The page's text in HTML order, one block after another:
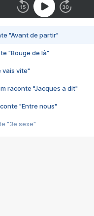
"Avant de partir"
"Bouge de là"
vais vite"
raconte "Jacques a dit"
"Entre nous"
"3e sexe"